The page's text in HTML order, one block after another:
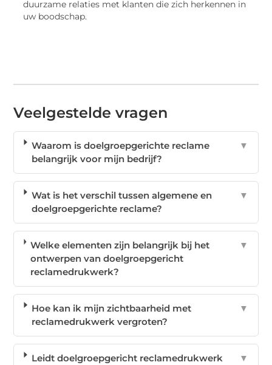
duurzame relaties met klanten die zich herkennen in
uw boodschap.
Veelgestelde vragen
Waarom is doelgroepgerichte reclame
belangrijk voor mijn bedrijf?
▼
Wat is het verschil tussen algemene en
doelgroepgerichte reclame?
▼
Welke elementen zijn belangrijk bij het
ontwerpen van doelgroepgericht
reclamedrukwerk?
▼
Hoe kan ik mijn zichtbaarheid met
reclamedrukwerk vergroten?
▼
Leidt doelgroepgericht reclamedrukwerk
▼